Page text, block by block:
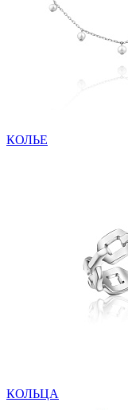
КОЛЬЕ
КОЛЬЦА